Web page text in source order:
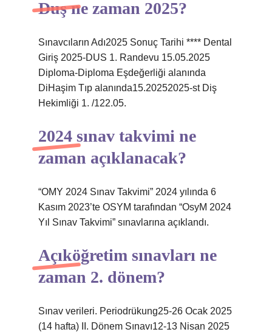
Duş ne zaman 2025?
Sınavcıların Adı2025 Sonuç Tarihi **** Dental
Giriş 2025-DUS 1. Randevu 15.05.2025
Diploma-Diploma Eşdeğerliği alanında
DiHaşim Tıp alanında15.20252025-st Diş
Hekimliği 1. /122.05.
2024 sınav takvimi ne
zaman açıklanacak?
“OMY 2024 Sınav Takvimi” 2024 yılında 6
Kasım 2023’te OSYM tarafından “OsyM 2024
Yıl Sınav Takvimi” sınavlarına açıklandı.
Açıköğretim sınavları ne
zaman 2. dönem?
Sınav verileri. Periodrükung25-26 Ocak 2025
(14 hafta) II. Dönem Sınavı12-13 Nisan 2025